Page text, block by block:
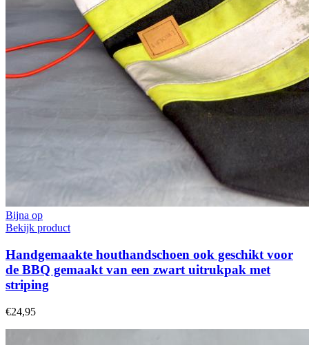
Bijna op
Bekijk product
Handgemaakte houthandschoen ook geschikt voor
de BBQ gemaakt van een zwart uitrukpak met
striping
€24,95